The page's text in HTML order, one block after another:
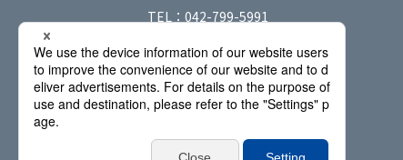
TEL：042-799-5991
会社情報